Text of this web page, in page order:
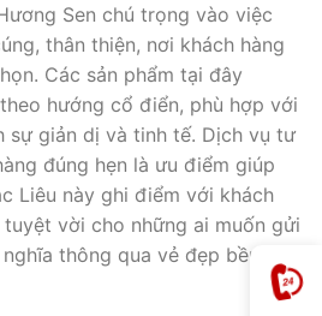
Sen chú trọng vào việc
thân thiện, nơi khách hàng
Các sản phẩm tại đây
hướng cổ điển, phù hợp với
sự giản dị và tinh tế. Dịch vụ tư
đúng hẹn là ưu điểm giúp
Liêu này ghi điểm với khách
vời cho những ai muốn gửi
thông qua vẻ đẹp bền